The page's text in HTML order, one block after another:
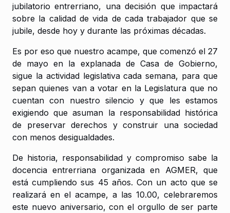
jubilatorio entrerriano, una decisión que impactará
sobre la calidad de vida de cada trabajador que se
jubile, desde hoy y durante las próximas décadas.
Es por eso que nuestro acampe, que comenzó el 27
de mayo en la explanada de Casa de Gobierno,
sigue la actividad legislativa cada semana, para que
sepan quienes van a votar en la Legislatura que no
cuentan con nuestro silencio y que les estamos
exigiendo que asuman la responsabilidad histórica
de preservar derechos y construir una sociedad
con menos desigualdades.
De historia, responsabilidad y compromiso sabe la
docencia entrerriana organizada en AGMER, que
está cumpliendo sus 45 años. Con un acto que se
realizará en el acampe, a las 10.00, celebraremos
este nuevo aniversario, con el orgullo de ser parte